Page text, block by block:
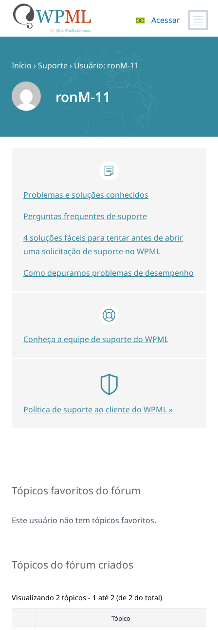
Acessar
Início ›Suporte› Usuário: ronM-11
ronM-11
Tópicos favoritos do fórum
Este usuário não tem tópicos favoritos.
Tópicos do fórum criados
Visualizando 2 tópicos - 1 até 2 (de 2 do total)
Tópico
Problemas e soluções conhecidos
Perguntas frequentes de suporte
4 soluções fáceis para tentar antes de abrir
uma solicitação de suporte no WPML
Como depuramos problemas de desempenho
Conheça a equipe de suporte do WPML
Política de suporte ao cliente do WPML »